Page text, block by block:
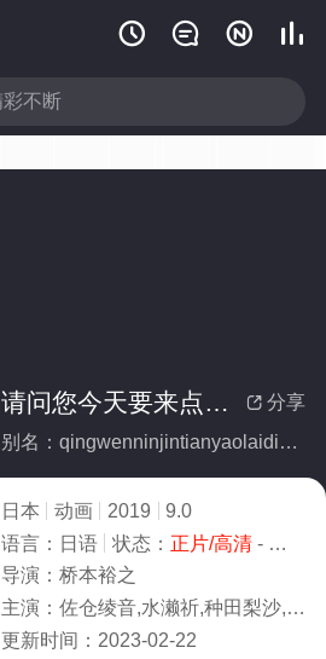
   
 分享
请问您今天要来点兔子吗？？～Sing for You～
别名：qingwenninjintianyaolaidiantuzimaSingforYou
日本 动画 2019
9.0
语言： 日语 状态： 正片/高清- 免费在线观看
导演： 桥本裕之
主演： 佐仓绫音,水濑祈,种田梨沙,佐藤聪美
更新时间： 2023-02-22